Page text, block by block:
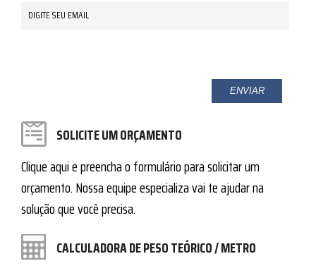
ENVIAR
SOLICITE UM ORÇAMENTO
Clique aqui e preencha o formulário para solicitar um
orçamento. Nossa equipe especializa vai te ajudar na
solução que você precisa.
CALCULADORA DE PESO TEÓRICO / METRO